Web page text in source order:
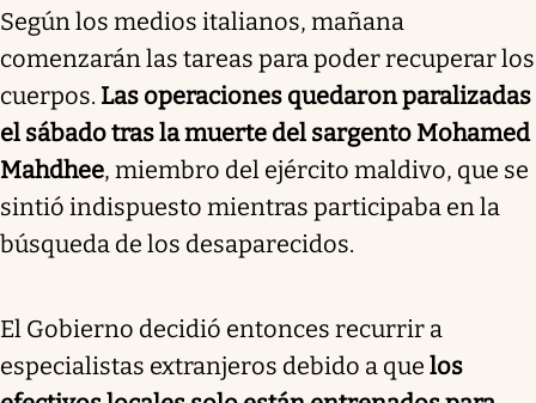
Según los medios italianos, mañana
comenzarán las tareas para poder recuperar los
cuerpos. Las operaciones quedaron paralizadas
el sábado tras la muerte del sargento Mohamed
Mahdhee, miembro del ejército maldivo, que se
sintió indispuesto mientras participaba en la
búsqueda de los desaparecidos.
El Gobierno decidió entonces recurrir a
especialistas extranjeros debido a que los